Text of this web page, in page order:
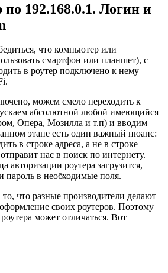
по 192.168.0.1. Логин и
что компьютер или
смартфон или планшет), с
в роутер подключено к нему
можем смело переходить к
абсолютной любой имеющийся
Опера, Мозилла и т.п) и вводим
этапе есть один важный нюанс:
в строке адреса, а не в строке
нас в поиск по интернету.
авторизации роутера загрузится,
пароль в необходимые поля.
что разные производители делают
своих роутеров. Поэтому
может отличаться. Вот